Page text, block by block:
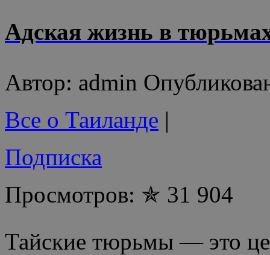
Адская жизнь в
Автор: admin
Все о Таиланде |
Подписка
Просмотров: ✯ 31 904
Тайские тюрьмы — это